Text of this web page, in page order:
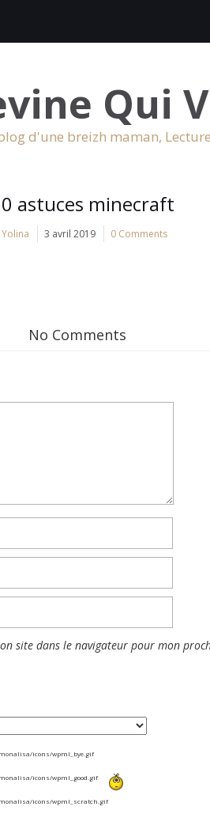
Qui
d'une breizh maman,
astuces minecraft
Yolina 3 avril 2019 0 Comments
No Comments
site dans le navigateur pour mon